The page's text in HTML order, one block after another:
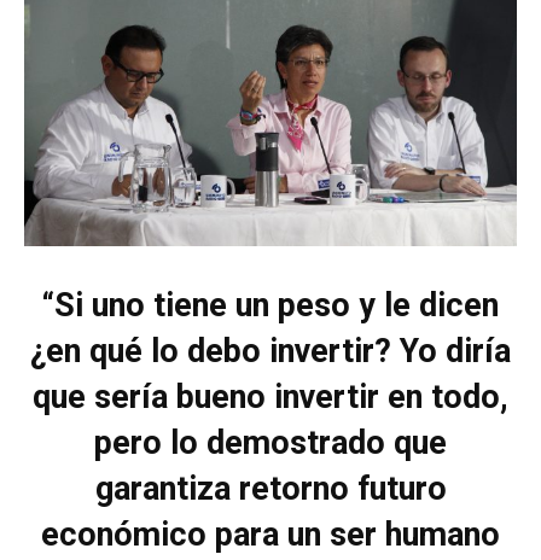
“Si uno tiene un peso y le dicen
¿en qué lo debo invertir? Yo diría
que sería bueno invertir en todo,
pero lo demostrado que
garantiza retorno futuro
económico para un ser humano